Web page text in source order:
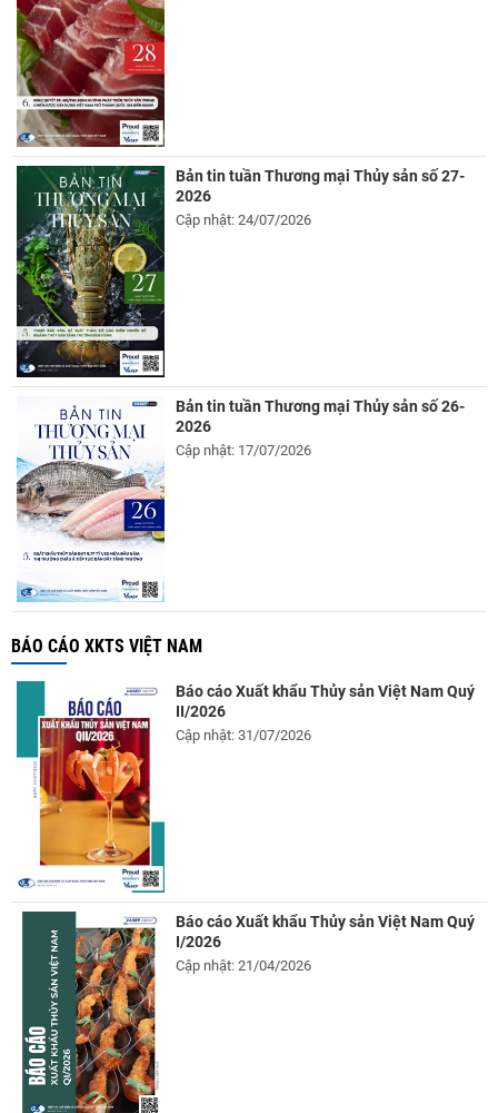
Bản tin tuần Thương mại Thủy sản số 27-
2026
Cập nhật: 24/07/2026
Bản tin tuần Thương mại Thủy sản số 26-
2026
Cập nhật: 17/07/2026
BÁO CÁO XKTS VIỆT NAM
Báo cáo Xuất khẩu Thủy sản Việt Nam Quý
II/2026
Cập nhật: 31/07/2026
Báo cáo Xuất khẩu Thủy sản Việt Nam Quý
I/2026
Cập nhật: 21/04/2026